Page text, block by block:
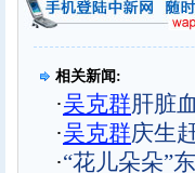
相关新闻:
·吴克群肝脏
·吴克群庆生
·“花儿朵朵”